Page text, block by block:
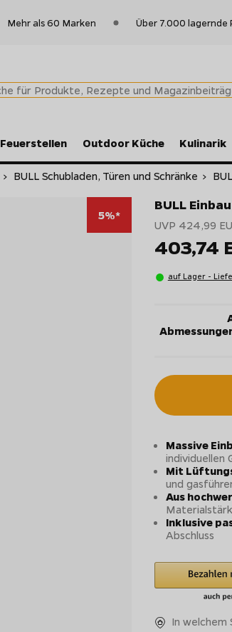
Mehr als 60 Marken Über 7.000 lagernde
Feuerstellen Outdoor Küche Kulinarik
> BULL Schubladen, Türen und Schränke >
5%*
BULL
UVP 424,99
403,74
auf Lager -
Massive
individuellen
Mit
und
Aus
Inklusive
Abschluss
In welchem